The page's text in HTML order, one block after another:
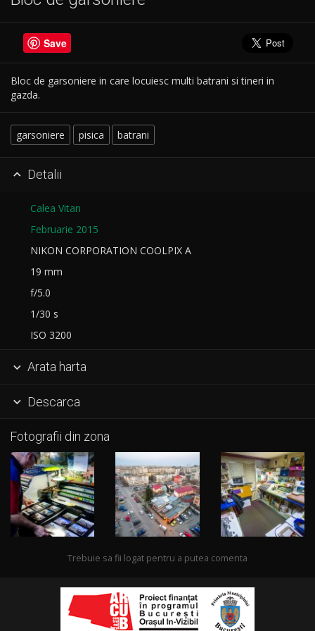
Save
Bloc de garsoniere in care locuiesc multi batrani si tineri in
gazda.
garsoniere pisica batrani
 Detalii
Calea Vitan
Februarie 2015
NIKON CORPORATION COOLPIX A
19 mm
f/5.0
1/30 s
ISO 3200
 Arata harta
 Descarca
Fotografii din zona
Trebuie sa fii logat pentru a putea comenta